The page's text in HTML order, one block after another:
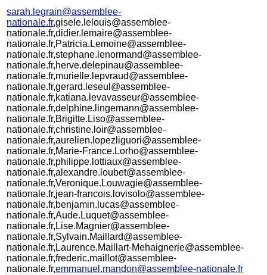
sarah.legrain@assemblee-
nationale.fr,gisele.lelouis@assemblee-
nationale.fr,didier.lemaire@assemblee-
nationale.fr,Patricia.Lemoine@assemblee-
nationale.fr,stephane.lenormand@assemblee-
nationale.fr,herve.delepinau@assemblee-
nationale.fr,murielle.lepvraud@assemblee-
nationale.fr,gerard.leseul@assemblee-
nationale.fr,katiana.levavasseur@assemblee-
nationale.fr,delphine.lingemann@assemblee-
nationale.fr,Brigitte.Liso@assemblee-
nationale.fr,christine.loir@assemblee-
nationale.fr,aurelien.lopezliguori@assemblee-
nationale.fr,Marie-France.Lorho@assemblee-
nationale.fr,philippe.lottiaux@assemblee-
nationale.fr,alexandre.loubet@assemblee-
nationale.fr,Veronique.Louwagie@assemblee-
nationale.fr,jean-francois.lovisolo@assemblee-
nationale.fr,benjamin.lucas@assemblee-
nationale.fr,Aude.Luquet@assemblee-
nationale.fr,Lise.Magnier@assemblee-
nationale.fr,Sylvain.Maillard@assemblee-
nationale.fr,Laurence.Maillart-Mehaignerie@assemblee-
nationale.fr,frederic.maillot@assemblee-
nationale.fr,emmanuel.mandon@assemblee-nationale.fr